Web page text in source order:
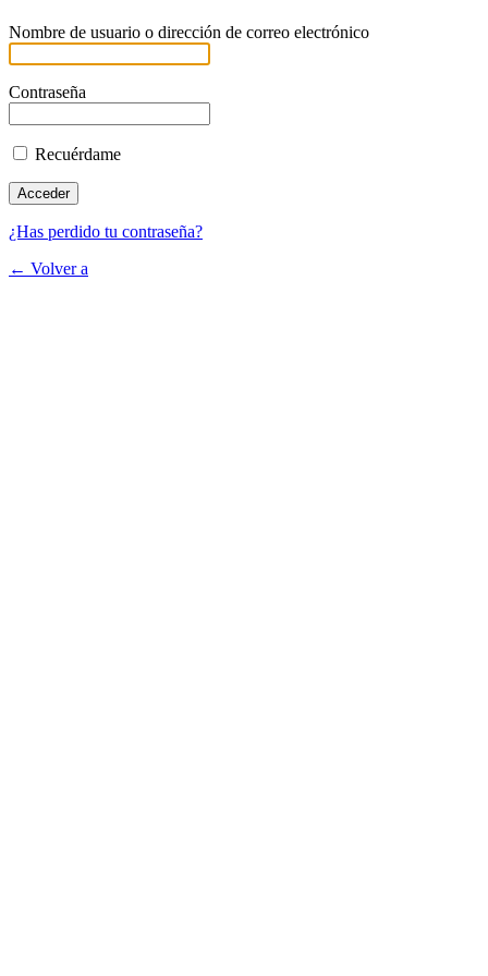
Nombre de usuario o dirección de correo electrónico
Contraseña
Recuérdame
¿Has perdido tu contraseña?
← Volver a